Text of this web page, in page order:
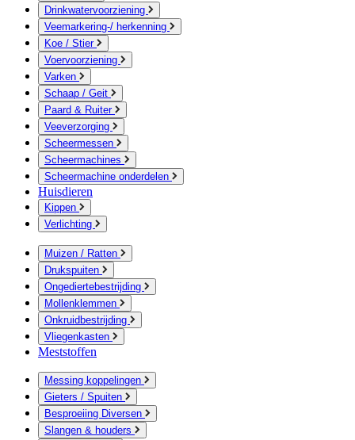
Drinkwatervoorziening
Veemarkering-/ herkenning
Koe / Stier
Voervoorziening
Varken
Schaap / Geit
Paard & Ruiter
Veeverzorging
Scheermessen
Scheermachines
Scheermachine onderdelen
Huisdieren
Kippen
Verlichting
Muizen / Ratten
Drukspuiten
Ongediertebestrijding
Mollenklemmen
Onkruidbestrijding
Vliegenkasten
Meststoffen
Messing koppelingen
Gieters / Spuiten
Besproeiing Diversen
Slangen & houders